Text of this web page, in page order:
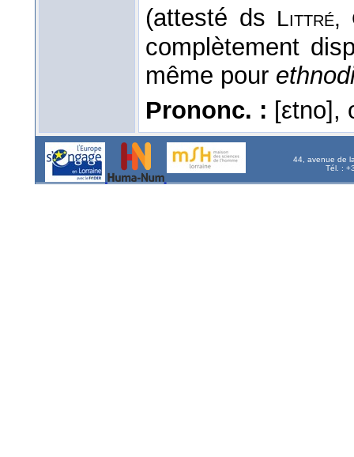
(attesté ds Littré,
complètement
même pour
Prononc. : [εtno],
44, avenue de
Tél. :